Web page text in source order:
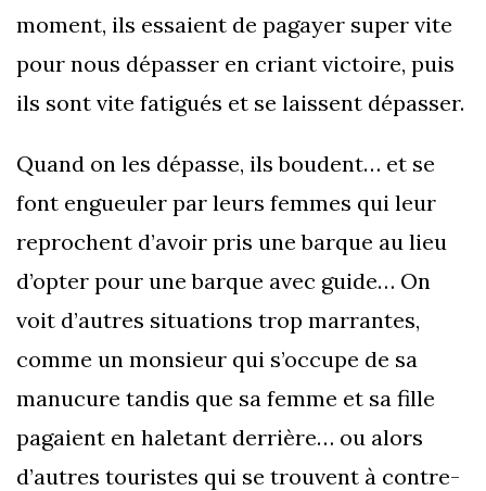
moment, ils essaient de pagayer super vite
pour nous dépasser en criant victoire, puis
ils sont vite fatigués et se laissent dépasser.
Quand on les dépasse, ils boudent… et se
font engueuler par leurs femmes qui leur
reprochent d’avoir pris une barque au lieu
d’opter pour une barque avec guide… On
voit d’autres situations trop marrantes,
comme un monsieur qui s’occupe de sa
manucure tandis que sa femme et sa fille
pagaient en haletant derrière… ou alors
d’autres touristes qui se trouvent à contre-